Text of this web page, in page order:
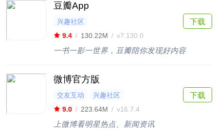
豆瓣App
兴趣社区
9.4 / 130.22M / v7.130.0
一书一影一世界，豆瓣陪你发现好内容
下载
微博官方版
交友互动
兴趣社区
9.0 / 223.64M / v16.7.4
上微博看明星热点、新闻资讯
下载